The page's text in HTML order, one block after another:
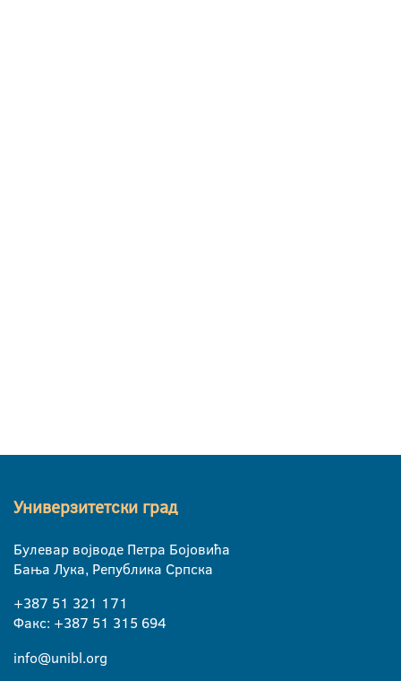
Универзитетски град
Булевар војводе Петра Бојовића
Бања Лука, Република Српска
+387 51 321 171
Факс: +387 51 315 694
info@unibl.org